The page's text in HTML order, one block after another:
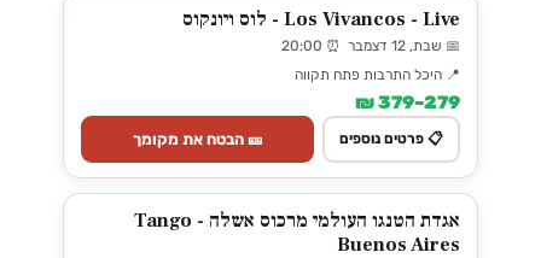
Los Vivancos - Live - לוס ויונקוס
📅 שבת, 12 דצמבר ⏰ 20:00
📍 היכל התרבות פתח תקווה
279–379 ₪
📋 פרטים נוספים 🎫 הבטח את מקומך
אגדת הטנגו העולמי מרכוס אשלה - Tango
Buenos Aires